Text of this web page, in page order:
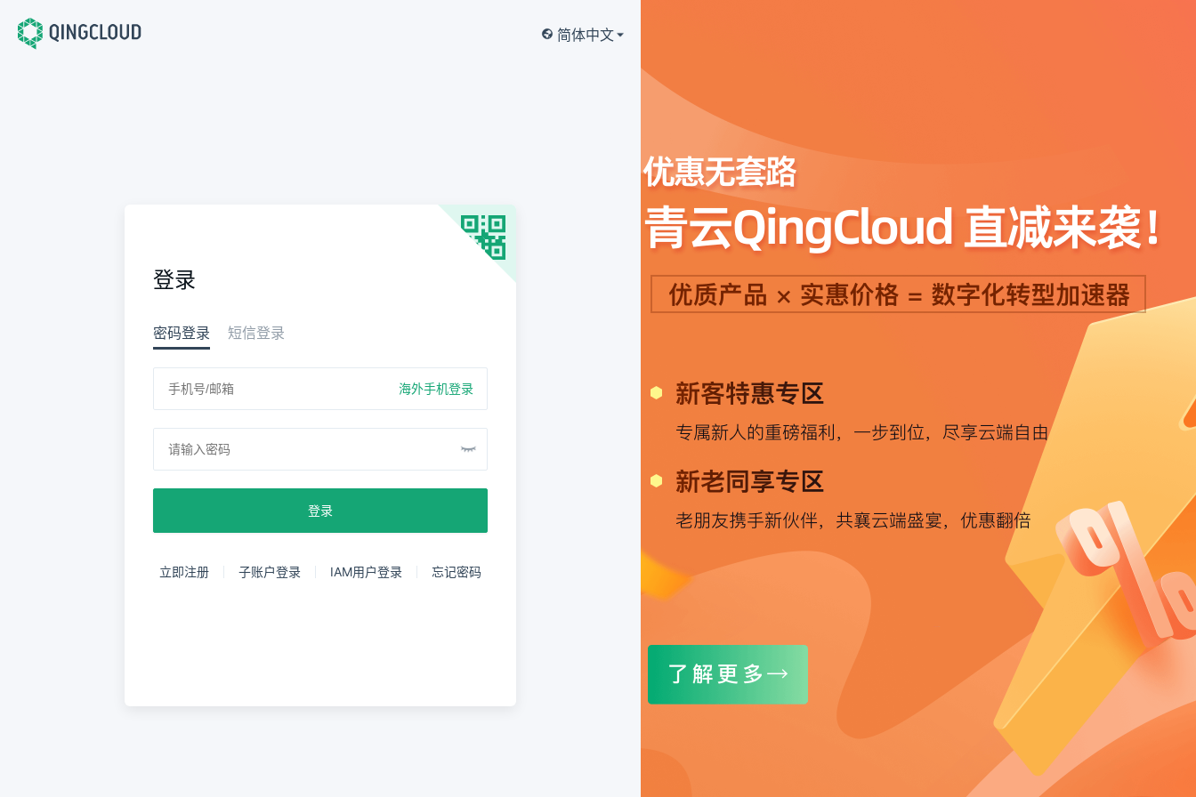
简体中文
登录
密码登录 短信登录
海外手机登录
登录
立即注册 子账户登录 IAM用户登录 忘记密码